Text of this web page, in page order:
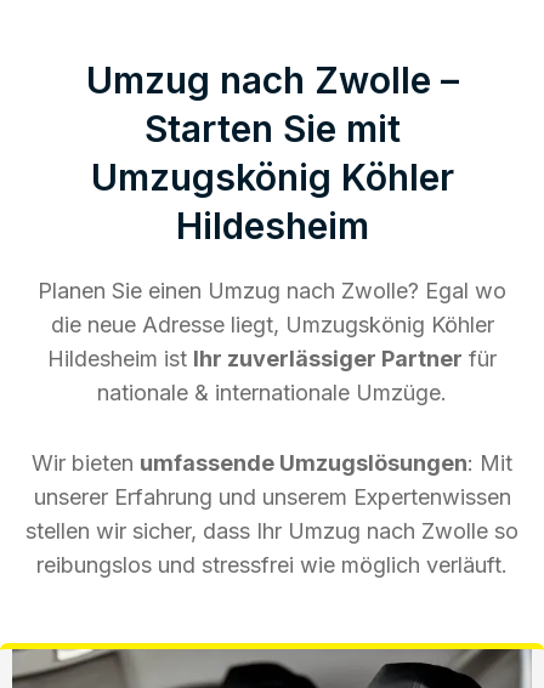
Umzug nach Zwolle –
Starten Sie mit
Umzugskönig Köhler
Hildesheim
Planen Sie einen Umzug nach Zwolle? Egal wo
die neue Adresse liegt, Umzugskönig Köhler
Hildesheim ist Ihr zuverlässiger Partner für
nationale & internationale Umzüge.
Wir bieten umfassende Umzugslösungen: Mit
unserer Erfahrung und unserem Expertenwissen
stellen wir sicher, dass Ihr Umzug nach Zwolle so
reibungslos und stressfrei wie möglich verläuft.